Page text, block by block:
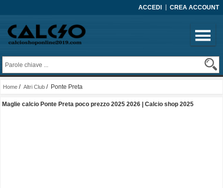
ACCEDI CREA ACCOUNT
Home / Altri Club / Ponte Preta
Maglie calcio Ponte Preta poco prezzo 2025 2026 | Calcio shop 2025